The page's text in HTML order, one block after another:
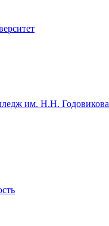
им. Н.Н. Годовикова